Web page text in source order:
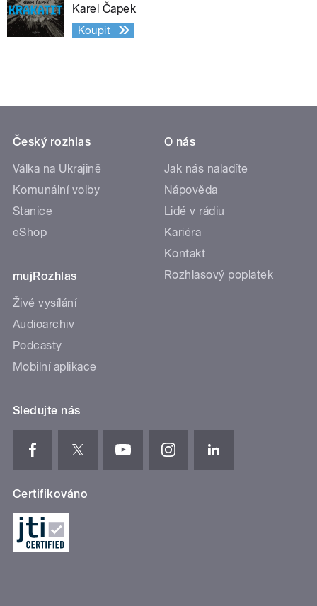
Karel Čapek
Koupit
Český rozhlas
Válka na Ukrajině
Komunální volby
Stanice
eShop
mujRozhlas
Živé vysílání
Audioarchiv
Podcasty
Mobilní aplikace
O nás
Jak nás naladíte
Nápověda
Lidé v rádiu
Kariéra
Kontakt
Rozhlasový poplatek
Sledujte nás
Certifikováno